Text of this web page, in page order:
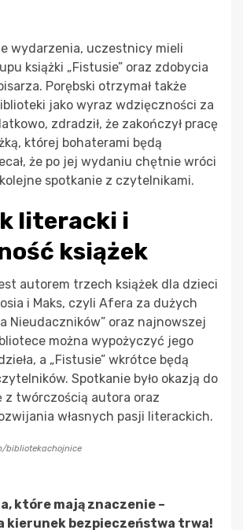
wydarzenia, uczestnicy mieli
książki „Fistusie” oraz zdobycia
Porębski otrzymał także
jako wyraz wdzięczności za
zdradził, że zakończył pracę
której bohaterami będą
że po jej wydaniu chętnie wróci
spotkanie z czytelnikami.
literacki i
książek
autorem trzech książek dla dzieci
i Maks, czyli Afera za dużych
Nieudaczników” oraz najnowszej
można wypożyczyć jego
a „Fistusie” wkrótce będą
Spotkanie było okazją do
z twórczością autora oraz
własnych pasji literackich.
bibliotekachojnice
które mają znaczenie –
kierunek bezpieczeństwa trwa!